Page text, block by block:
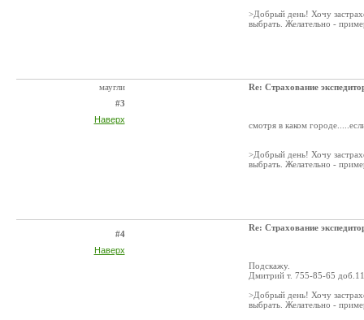
>Добрый день! Хочу
выбрать. Желательно -
маугли
#3
Наверх
Re: Страхование
смотря в каком
>Добрый день! Хочу
выбрать. Желательно -
#4
Наверх
Re: Страхование
Подскажу.
Дмитрий т. 755-85-65
>Добрый день! Хочу
выбрать. Желательно -